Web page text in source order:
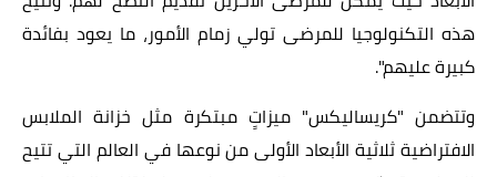
هذه التكنولوجيا للمرضى تولي زمام الأمور، ما يعود بفائدة
كبيرة عليهم".
وتتضمن "كريساليكس" ميزاتٍ مبتكرة مثل خزانة الملابس
الافتراضية ثلاثية الأبعاد الأولى من نوعها في العالم التي تتيح